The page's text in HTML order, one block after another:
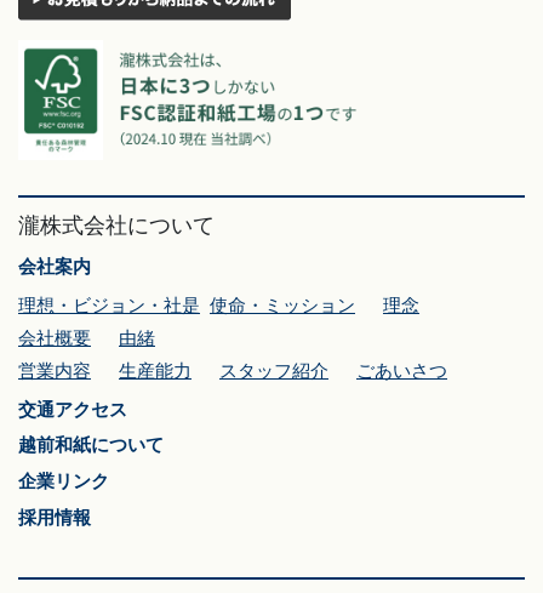
瀧株式会社について
会社案内
理想・ビジョン・社是 使命・ミッション
理念
会社概要
由緒
営業内容
生産能力 スタッフ紹介
ごあいさつ
交通アクセス
越前和紙について
企業リンク
採用情報